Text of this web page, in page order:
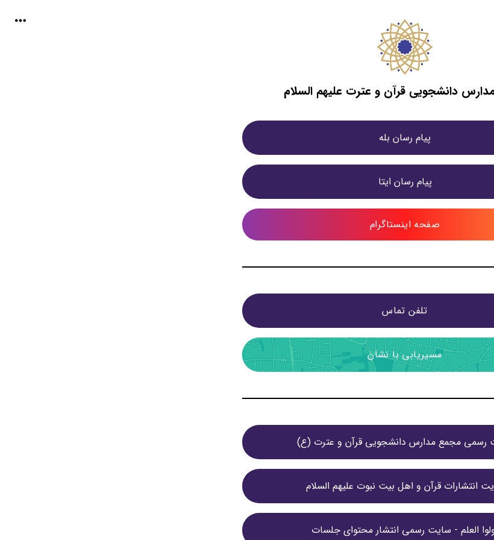
دانشجویی قرآن و عترت علیهم السلام
پیام رسان بله
پیام رسان ایتا
صفحه اینستاگرام
تلفن تماس
مسیریابی با نشان
رسمی مجمع مدارس دانشجویی قرآن و عترت (ع)
انتشارات قرآن و اهل بیت نبوت علیهم السلام
العلم - سایت رسمی انتشار محتوای جلسات